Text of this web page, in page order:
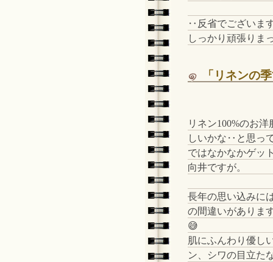
‥反省でございま
しっかり頑張りま
「リネンの
リネン100%のお洋
しいかな‥と思っ
ではなかなかゲッ
向井ですが。
長年の思い込みに
の間違いがありま
😅
肌にふんわり優し
ン、シワの目立た